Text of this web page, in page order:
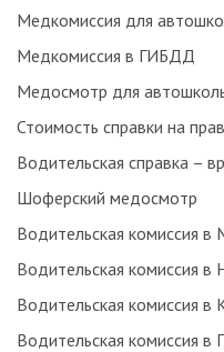
Медкомиссия для
Медкомиссия в ГИБДД
Медосмотр для
Стоимость справки на
Водительская справка –
Шоферский медосмотр
Водительская комиссия в
Водительская комиссия в
Водительская комиссия в
Водительская комиссия в